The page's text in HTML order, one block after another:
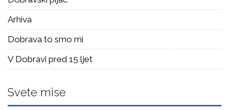
Arhiva
Dobrava to smo mi
V Dobravi pred 15 ljet
Svete mise